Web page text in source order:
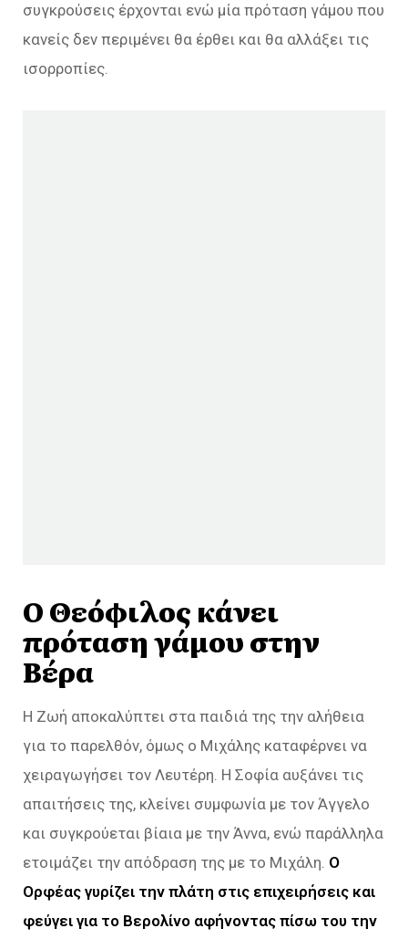
συγκρούσεις έρχονται ενώ μία πρόταση γάμου που
κανείς δεν περιμένει θα έρθει και θα αλλάξει τις
ισορροπίες.
Ο Θεόφιλος κάνει
πρόταση γάμου στην
Βέρα
Η Ζωή αποκαλύπτει στα παιδιά της την αλήθεια
για το παρελθόν, όμως ο Μιχάλης καταφέρνει να
χειραγωγήσει τον Λευτέρη. Η Σοφία αυξάνει τις
απαιτήσεις της, κλείνει συμφωνία με τον Άγγελο
και συγκρούεται βίαια με την Άννα, ενώ παράλληλα
ετοιμάζει την απόδραση της με το Μιχάλη. Ο
Ορφέας γυρίζει την πλάτη στις επιχειρήσεις και
φεύγει για το Βερολίνο αφήνοντας πίσω του την